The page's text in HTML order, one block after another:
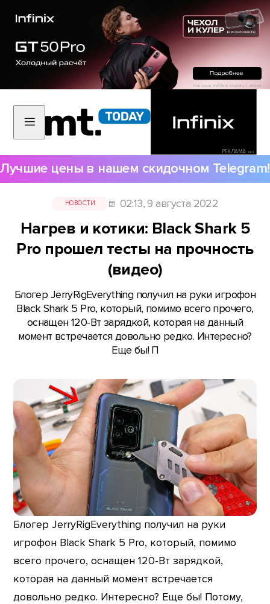
РЕКЛАМА •••
Лучшие цены в нашем скидочном Telegram!
НОВОСТИ 02:13, 9 августа 2022
Нагрев и котики: Black Shark 5
Pro прошел тесты на прочность
(видео)
Блогер JerryRigEverything получил на руки игрофон
Black Shark 5 Pro, который, помимо всего прочего,
оснащен 120-Вт зарядкой, которая на данный
момент встречается довольно редко. Интересно?
Еще бы! П
Блогер JerryRigEverything получил на руки
игрофон Black Shark 5 Pro, который, помимо
всего прочего, оснащен 120-Вт зарядкой,
которая на данный момент встречается
довольно редко. Интересно? Еще бы! Потому,